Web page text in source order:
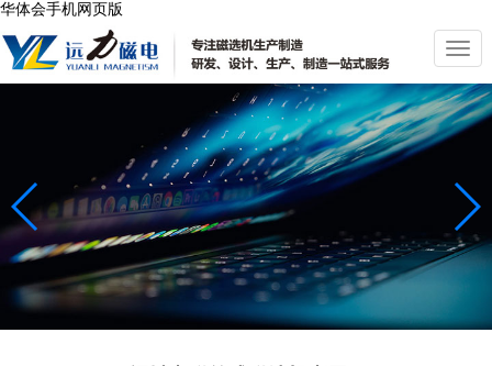
华体会手机网页版
切
换
导
航